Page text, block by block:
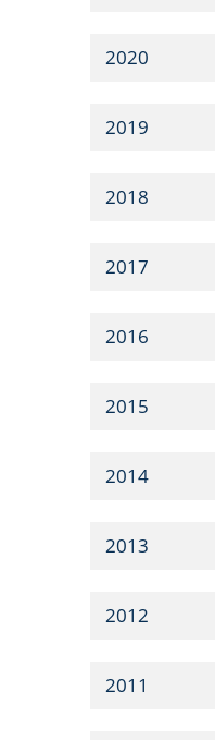
2020
2019
2018
2017
2016
2015
2014
2013
2012
2011